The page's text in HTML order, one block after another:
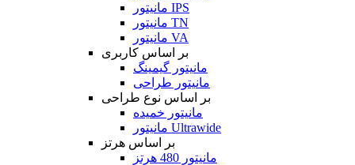
مانیتور IPS
مانیتور TN
مانیتور VA
بر اساس کاربری
مانیتور گیمینگ
مانیتور طراحی
بر اساس نوع طراحی
مانیتور خمیده
مانیتور Ultrawide
بر اساس هرتز
مانیتور 480 هرتز